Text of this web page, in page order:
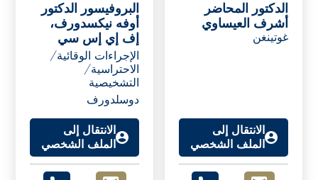
البروفيسور الدكتور
أوفه نيكسدورف،
إف إي إس سي
الإجراءات الوقائية/
الاحتراسية/
التشخيصية
دوسلدورف
الانتقال إلى
الملف الشخصي
الدكتور المحاضر
أشرف العيساوي
غوتينغن
الانتقال إلى
الملف الشخصي